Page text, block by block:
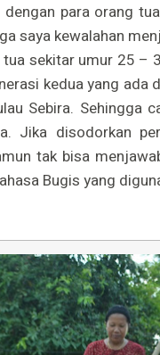
para orang
saya kewalahan
sekitar umur 25 –
kedua yang
Sebira. Sehingga
Jika disodorkan
tak bisa
Bugis yang